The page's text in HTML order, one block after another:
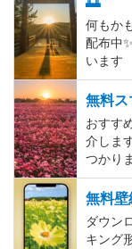
何もか
配布中
います
無料ス
おすす
介しま
つかり
無料壁
ダウン
キング